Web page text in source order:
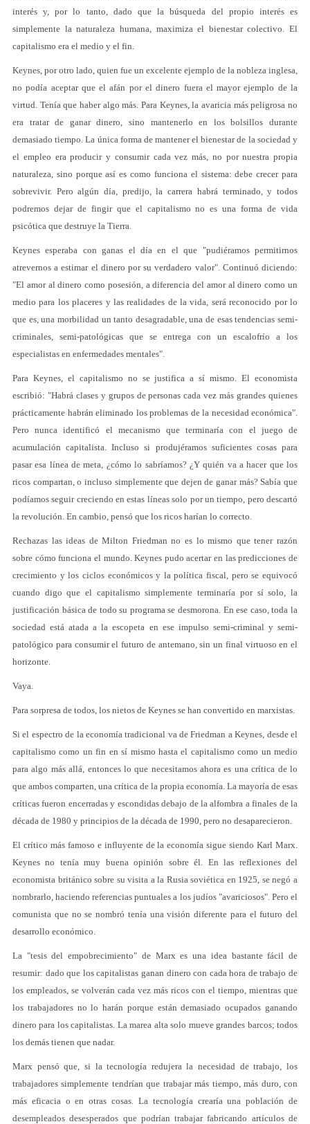
interés y, por lo tanto, dado que la búsqueda del propio interés es
simplemente la naturaleza humana, maximiza el bienestar colectivo. El
capitalismo era el medio y el fin.
Keynes, por otro lado, quien fue un excelente ejemplo de la nobleza inglesa,
no podía aceptar que el afán por el dinero fuera el mayor ejemplo de la
virtud. Tenía que haber algo más. Para Keynes, la avaricia más peligrosa no
era tratar de ganar dinero, sino mantenerlo en los bolsillos durante
demasiado tiempo. La única forma de mantener el bienestar de la sociedad y
el empleo era producir y consumir cada vez más, no por nuestra propia
naturaleza, sino porque así es como funciona el sistema: debe crecer para
sobrevivir. Pero algún día, predijo, la carrera habrá terminado, y todos
podremos dejar de fingir que el capitalismo no es una forma de vida
psicótica que destruye la Tierra.
Keynes esperaba con ganas el día en el que "pudiéramos permitirnos
atrevernos a estimar el dinero por su verdadero valor". Continuó diciendo:
"El amor al dinero como posesión, a diferencia del amor al dinero como un
medio para los placeres y las realidades de la vida, será reconocido por lo
que es, una morbilidad un tanto desagradable, una de esas tendencias semi-
criminales, semi-patológicas que se entrega con un escalofrío a los
especialistas en enfermedades mentales".
Para Keynes, el capitalismo no se justifica a sí mismo. El economista
escribió: "Habrá clases y grupos de personas cada vez más grandes quienes
prácticamente habrán eliminado los problemas de la necesidad económica".
Pero nunca identificó el mecanismo que terminaría con el juego de
acumulación capitalista. Incluso si produjéramos suficientes cosas para
pasar esa línea de meta, ¿cómo lo sabríamos? ¿Y quién va a hacer que los
ricos compartan, o incluso simplemente que dejen de ganar más? Sabía que
podíamos seguir creciendo en estas líneas solo por un tiempo, pero descartó
la revolución. En cambio, pensó que los ricos harían lo correcto.
Rechazas las ideas de Milton Friedman no es lo mismo que tener razón
sobre cómo funciona el mundo. Keynes pudo acertar en las predicciones de
crecimiento y los ciclos económicos y la política fiscal, pero se equivocó
cuando digo que el capitalismo simplemente terminaría por sí solo, la
justificación básica de todo su programa se desmorona. En ese caso, toda la
sociedad está atada a la escopeta en ese impulso semi-criminal y semi-
patológico para consumir el futuro de antemano, sin un final virtuoso en el
horizonte.
Vaya.
Para sorpresa de todos, los nietos de Keynes se han convertido en marxistas.
Si el espectro de la economía tradicional va de Friedman a Keynes, desde el
capitalismo como un fin en sí mismo hasta el capitalismo como un medio
para algo más allá, entonces lo que necesitamos ahora es una crítica de lo
que ambos comparten, una crítica de la propia economía. La mayoría de esas
críticas fueron encerradas y escondidas debajo de la alfombra a finales de la
década de 1980 y principios de la década de 1990, pero no desaparecieron.
El crítico más famoso e influyente de la economía sigue siendo Karl Marx.
Keynes no tenía muy buena opinión sobre él. En las reflexiones del
economista británico sobre su visita a la Rusia soviética en 1925, se negó a
nombrarlo, haciendo referencias puntuales a los judíos "avariciosos". Pero el
comunista que no se nombró tenía una visión diferente para el futuro del
desarrollo económico.
La "tesis del empobrecimiento" de Marx es una idea bastante fácil de
resumir: dado que los capitalistas ganan dinero con cada hora de trabajo de
los empleados, se volverán cada vez más ricos con el tiempo, mientras que
los trabajadores no lo harán porque están demasiado ocupados ganando
dinero para los capitalistas. La marea alta solo mueve grandes barcos; todos
los demás tienen que nadar.
Marx pensó que, si la tecnología redujera la necesidad de trabajo, los
trabajadores simplemente tendrían que trabajar más tiempo, más duro, con
más eficacia o en otras cosas. La tecnología crearía una población de
desempleados desesperados que podrían trabajar fabricando artículos de